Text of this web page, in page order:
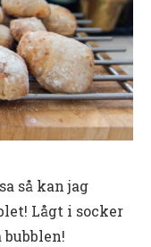
så kan jag
Lågt i socker